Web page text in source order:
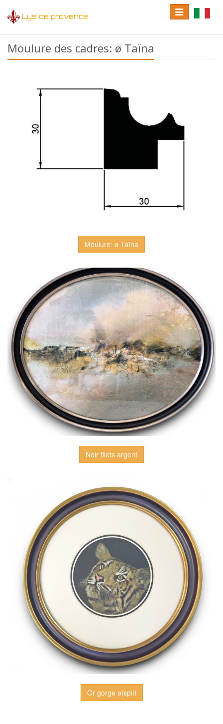
Lys de provence
language
Toggle
navigation
Moulure des cadres: ø Taïna
Moulure: ø Taïna
Noir filets argent
Or gorge aïspiri